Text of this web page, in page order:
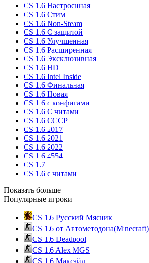
CS 1.6 Настроенная
CS 1.6 Стим
CS 1.6 Non-Steam
CS 1.6 C защитой
CS 1.6 Улучшенная
CS 1.6 Расширенная
CS 1.6 Эксклюзивная
CS 1.6 HD
CS 1.6 Intel Inside
CS 1.6 Финальная
CS 1.6 Новая
CS 1.6 с конфигами
CS 1.6 С читами
CS 1.6 CCCP
CS 1.6 2017
CS 1.6 2021
CS 1.6 2022
CS 1.6 4554
CS 1.7
CS 1.6 с читами
Показать больше
Популярные игроки
CS 1.6 Русский Мясник
CS 1.6 от Автометодона(Minecraft)
CS 1.6 Deadpool
CS 1.6 Alex MGS
CS 1.6 Максайд